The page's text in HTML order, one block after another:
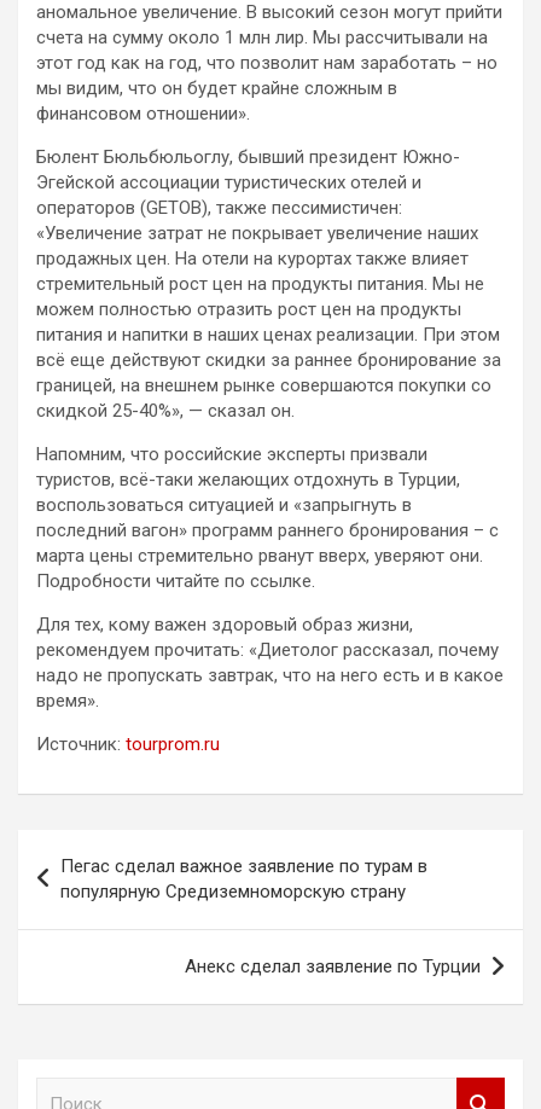
аномальное увеличение. В высокий сезон могут прийти
счета на сумму около 1 млн лир. Мы рассчитывали на
этот год как на год, что позволит нам заработать – но
мы видим, что он будет крайне сложным в
финансовом отношении».
Бюлент Бюльбюльоглу, бывший президент Южно-
Эгейской ассоциации туристических отелей и
операторов (GETOB), также пессимистичен:
«Увеличение затрат не покрывает увеличение наших
продажных цен. На отели на курортах также влияет
стремительный рост цен на продукты питания. Мы не
можем полностью отразить рост цен на продукты
питания и напитки в наших ценах реализации. При этом
всё еще действуют скидки за раннее бронирование за
границей, на внешнем рынке совершаются покупки со
скидкой 25-40%», — сказал он.
Напомним, что российские эксперты призвали
туристов, всё-таки желающих отдохнуть в Турции,
воспользоваться ситуацией и «запрыгнуть в
последний вагон» программ раннего бронирования – с
марта цены стремительно рванут вверх, уверяют они.
Подробности читайте по ссылке.
Для тех, кому важен здоровый образ жизни,
рекомендуем прочитать: «Диетолог рассказал, почему
надо не пропускать завтрак, что на него есть и в какое
время».
Источник: tourprom.ru
по
записям
Пегас сделал важное заявление по турам в
популярную Средиземноморскую страну
Анекс сделал заявление по Турции